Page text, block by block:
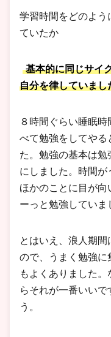
学習時間をどのよう
ていたか
基本的に同じサイ
自分を律していまし
８時間ぐらい睡眠
べて勉強をしてやる
た。勉強の基本は勉
にしました。時間が
ほかのことに目が
ーっと勉強していま
とはいえ、浪人期
ので、うまく勉強に
もよくありました
らそれが一番いいで
う。